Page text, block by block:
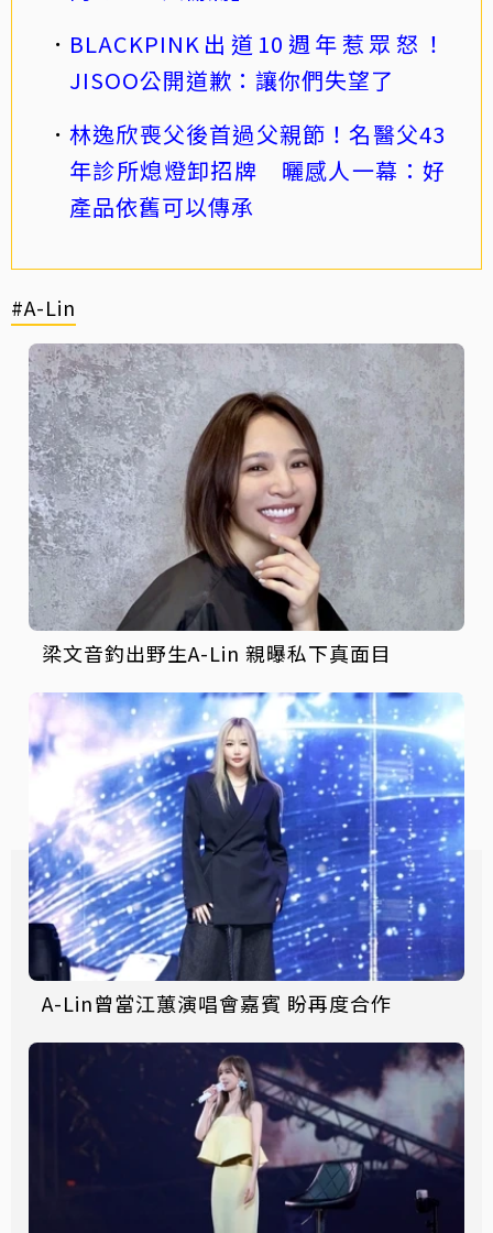
BLACKPINK出道10週年惹眾怒！
JISOO公開道歉：讓你們失望了
林逸欣喪父後首過父親節！名醫父43
年診所熄燈卸招牌 曬感人一幕：好
產品依舊可以傳承
#A-Lin
梁文音釣出野生A-Lin 親曝私下真面目
A-Lin曾當江蕙演唱會嘉賓 盼再度合作